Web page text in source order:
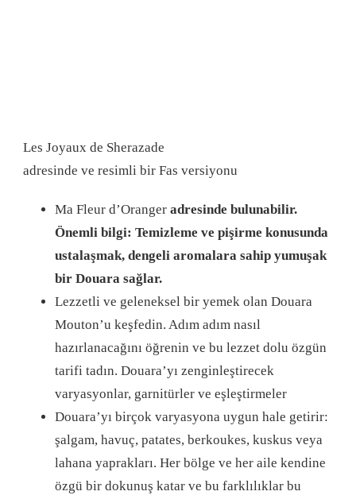
Les Joyaux de Sherazade
adresinde ve resimli bir Fas versiyonu
Ma Fleur d’Oranger adresinde bulunabilir.
Önemli bilgi: Temizleme ve pişirme konusunda
ustalaşmak, dengeli aromalara sahip yumuşak
bir Douara sağlar.
Lezzetli ve geleneksel bir yemek olan Douara
Mouton’u keşfedin. Adım adım nasıl
hazırlanacağını öğrenin ve bu lezzet dolu özgün
tarifi tadın. Douara’yı zenginleştirecek
varyasyonlar, garnitürler ve eşleştirmeler
Douara’yı birçok varyasyona uygun hale getirir:
şalgam, havuç, patates, berkoukes, kuskus veya
lahana yaprakları. Her bölge ve her aile kendine
özgü bir dokunuş katar ve bu farklılıklar bu